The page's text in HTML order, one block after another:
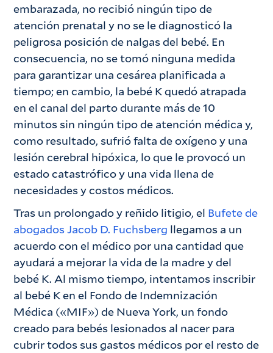
embarazada, no recibió ningún tipo de
atención prenatal y no se le diagnosticó la
peligrosa posición de nalgas del bebé. En
consecuencia, no se tomó ninguna medida
para garantizar una cesárea planificada a
tiempo; en cambio, la bebé K quedó atrapada
en el canal del parto durante más de 10
minutos sin ningún tipo de atención médica y,
como resultado, sufrió falta de oxígeno y una
lesión cerebral hipóxica, lo que le provocó un
estado catastrófico y una vida llena de
necesidades y costos médicos.
Tras un prolongado y reñido litigio, el Bufete de
abogados Jacob D. Fuchsberg llegamos a un
acuerdo con el médico por una cantidad que
ayudará a mejorar la vida de la madre y del
bebé K. Al mismo tiempo, intentamos inscribir
al bebé K en el Fondo de Indemnización
Médica («MIF») de Nueva York, un fondo
creado para bebés lesionados al nacer para
cubrir todos sus gastos médicos por el resto de